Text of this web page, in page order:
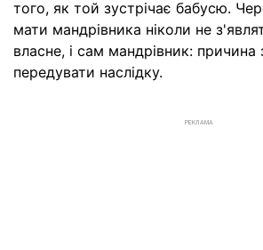
того, як той зустрічає бабусю.
мати мандрівника ніколи не
власне, і сам мандрівник:
передувати наслідку.
РЕКЛАМА